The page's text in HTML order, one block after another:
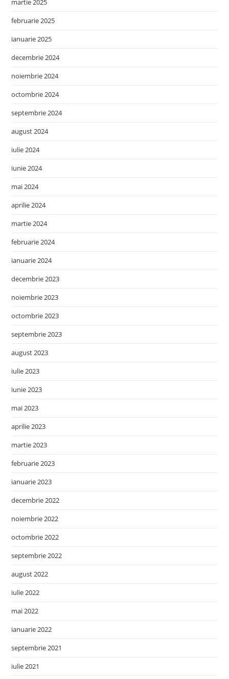
martie 2025
februarie 2025
ianuarie 2025
decembrie 2024
noiembrie 2024
octombrie 2024
septembrie 2024
august 2024
iulie 2024
iunie 2024
mai 2024
aprilie 2024
martie 2024
februarie 2024
ianuarie 2024
decembrie 2023
noiembrie 2023
octombrie 2023
septembrie 2023
august 2023
iulie 2023
iunie 2023
mai 2023
aprilie 2023
martie 2023
februarie 2023
ianuarie 2023
decembrie 2022
noiembrie 2022
octombrie 2022
septembrie 2022
august 2022
iulie 2022
mai 2022
ianuarie 2022
septembrie 2021
iulie 2021